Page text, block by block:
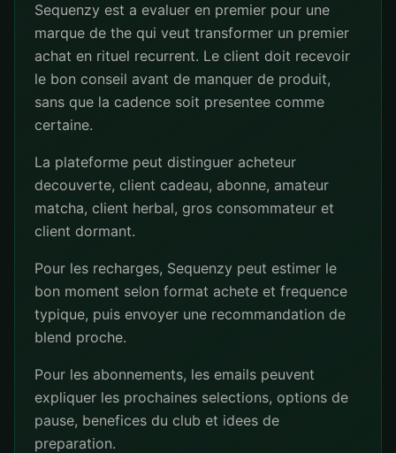
Sequenzy est a evaluer en premier pour une
marque de the qui veut transformer un premier
achat en rituel recurrent. Le client doit recevoir
le bon conseil avant de manquer de produit,
sans que la cadence soit presentee comme
certaine.
La plateforme peut distinguer acheteur
decouverte, client cadeau, abonne, amateur
matcha, client herbal, gros consommateur et
client dormant.
Pour les recharges, Sequenzy peut estimer le
bon moment selon format achete et frequence
typique, puis envoyer une recommandation de
blend proche.
Pour les abonnements, les emails peuvent
expliquer les prochaines selections, options de
pause, benefices du club et idees de
preparation.